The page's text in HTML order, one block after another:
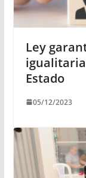
Ley
Estado
05/12/2023